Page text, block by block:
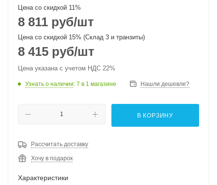
Цена со скидкой 11%
8 811 руб/шт
Цена со скидкой 15% (Склад 3 и транзиты)
8 415 руб/шт
Цена указана с учетом НДС 22%
Узнать о наличии: 7 в 1 магазине Нашли дешевле?
В КОРЗИНУ
Рассчитать доставку
Хочу в подарок
Характеристики